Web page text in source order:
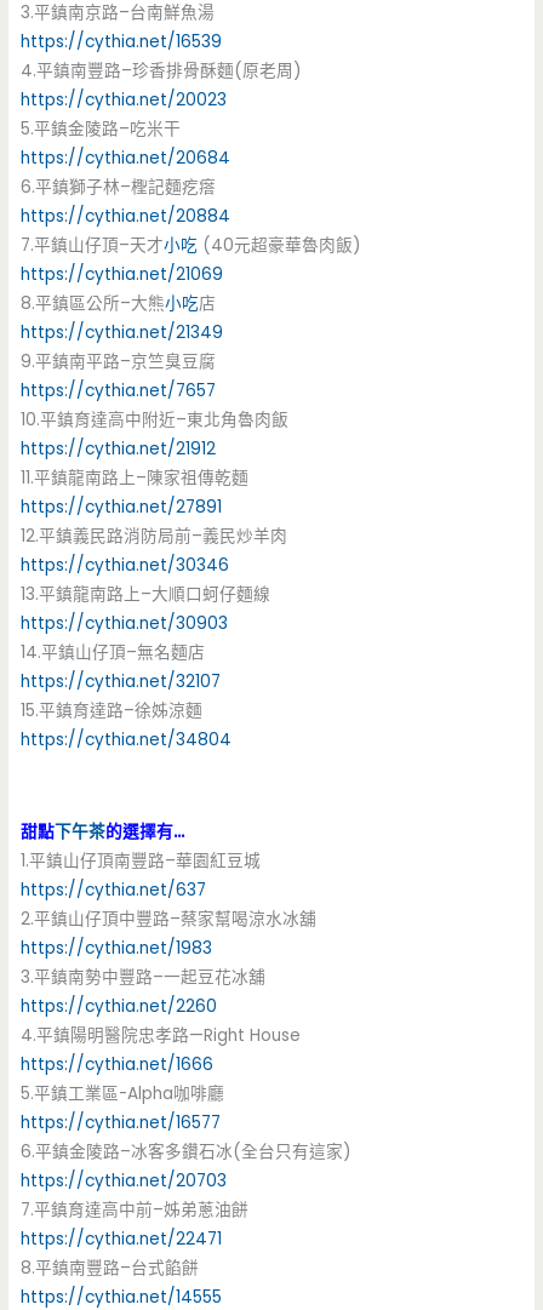
3.平鎮南京路–台南鮮魚湯
https://cythia.net/16539
4.平鎮南豐路–珍香排骨酥麵(原老周)
https://cythia.net/20023
5.平鎮金陵路–吃米干
https://cythia.net/20684
6.平鎮獅子林–檉記麵疙瘩
https://cythia.net/20884
7.平鎮山仔頂–天才小吃 (40元超豪華魯肉飯)
https://cythia.net/21069
8.平鎮區公所–大熊小吃店
https://cythia.net/21349
9.平鎮南平路–京竺臭豆腐
https://cythia.net/7657
10.平鎮育達高中附近–東北角魯肉飯
https://cythia.net/21912
11.平鎮龍南路上–陳家祖傳乾麵
https://cythia.net/27891
12.平鎮義民路消防局前–義民炒羊肉
https://cythia.net/30346
13.平鎮龍南路上–大順口蚵仔麵線
https://cythia.net/30903
14.平鎮山仔頂–無名麵店
https://cythia.net/32107
15.平鎮育達路–徐姊涼麵
https://cythia.net/34804
甜點下午茶的選擇有…
1.平鎮山仔頂南豐路–華園紅豆城
https://cythia.net/637
2.平鎮山仔頂中豐路–蔡家幫喝涼水冰舖
https://cythia.net/1983
3.平鎮南勢中豐路–一起豆花冰舖
https://cythia.net/2260
4.平鎮陽明醫院忠孝路—Right House
https://cythia.net/1666
5.平鎮工業區-Alpha咖啡廳
https://cythia.net/16577
6.平鎮金陵路–冰客多鑽石冰(全台只有這家)
https://cythia.net/20703
7.平鎮育達高中前–姊弟蔥油餅
https://cythia.net/22471
8.平鎮南豐路–台式餡餅
https://cythia.net/14555